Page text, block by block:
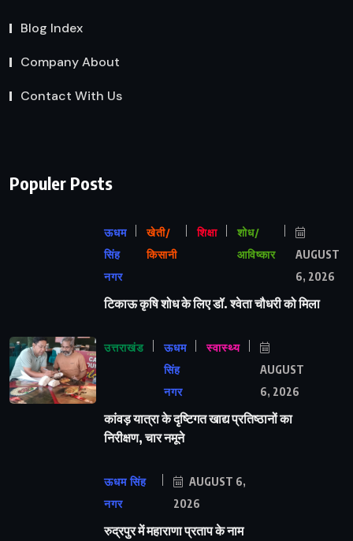
Blog Index
Company About
Contact With Us
Populer Posts
ऊधम
सिंह
नगर
खेती/
किसानी
शिक्षा
शोध/
आविष्कार
AUGUST
6, 2026
टिकाऊ कृषि शोध के लिए डॉ. श्वेता चौधरी को मिला
उत्तराखंड
ऊधम
सिंह
नगर
स्वास्थ्य
AUGUST
6, 2026
कांवड़ यात्रा के दृष्टिगत खाद्य प्रतिष्ठानों का
निरीक्षण, चार नमूने
ऊधम सिंह
नगर
AUGUST 6,
2026
रुद्रपुर में महाराणा प्रताप के नाम